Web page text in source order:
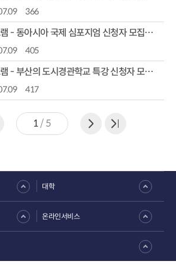
366
GLOW 프로그램 - 동아시아 국제 심포지엄 신청자 모집안내
405
GLOW 프로그램 - 부산의 도시경관학교 특강 신청자 모집안내
417
1/5
대학
온라인서비스